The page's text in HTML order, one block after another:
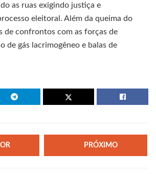
as ruas exigindo justiça e
eleitoral. Além da queima do
de confrontos com as forças de
de gás lacrimogêneo e balas de
PRÓXIMO